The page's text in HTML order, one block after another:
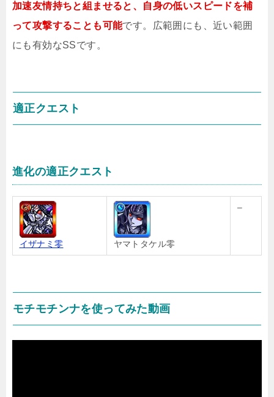
加速友情持ちと組ませると、自身の低いスピードを補
って攻撃することも可能です。広範囲にも、近い範囲
にも有効なSSです。
適正クエスト
進化の適正クエスト
イザナミ零 ヤマトタケル零
–
モチモチンナを使ってみた動画